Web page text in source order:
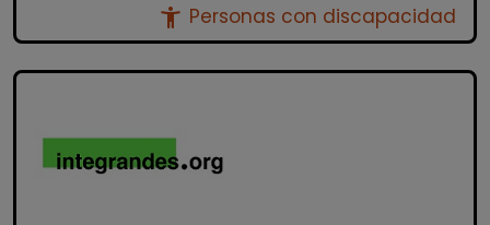
accessibility_new Personas con discapacidad